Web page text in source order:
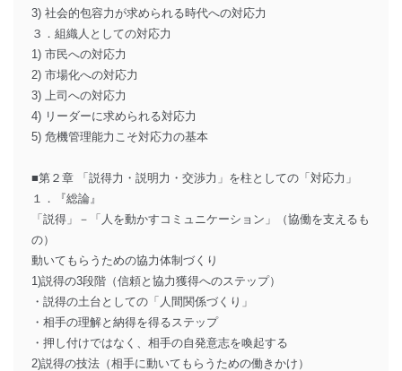
3) 社会的包容力が求められる時代への対応力
３．組織人としての対応力
1) 市民への対応力
2) 市場化への対応力
3) 上司への対応力
4) リーダーに求められる対応力
5) 危機管理能力こそ対応力の基本
■第２章 「説得力・説明力・交渉力」を柱としての「対応力」
１．『総論』
「説得」－「人を動かすコミュニケーション」（協働を支えるも
の）
動いてもらうための協力体制づくり
1)説得の3段階（信頼と協力獲得へのステップ）
・説得の土台としての「人間関係づくり」
・相手の理解と納得を得るステップ
・押し付けではなく、相手の自発意志を喚起する
2)説得の技法（相手に動いてもらうための働きかけ）